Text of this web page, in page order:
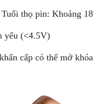
thọ pin: Khoảng
yếu (<4.5V)
cấp có thể mở